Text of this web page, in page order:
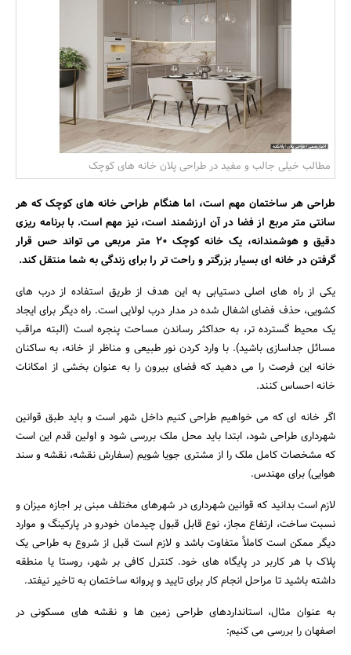
مسکن و ساختمان
مطالب خیلی جالب و مفید در طراحی پلان خانه های کوچک
طراحی هر ساختمان مهم است، اما هنگام طراحی خانه های کوچک که هر
سانتی متر مربع از فضا در آن ارزشمند است، نیز مهم است. با برنامه ریزی
دقیق و هوشمندانه، یک خانه کوچک 20 متر مربعی می تواند حس قرار
گرفتن در خانه ای بسیار بزرگتر و راحت تر را برای زندگی به شما منتقل کند.
یکی از راه های اصلی دستیابی به این هدف از طریق استفاده از درب های
کشویی، حذف فضای اشغال شده در مدار درب لولایی است. راه دیگر برای ایجاد
یک محیط گسترده تر، به حداکثر رساندن مساحت پنجره است (البته مراقب
مسائل جداسازی باشید). با وارد کردن نور طبیعی و مناظر از خانه، به ساکنان
خانه این فرصت را می دهید که فضای بیرون را به عنوان بخشی از امکانات
خانه احساس کنند.
اگر خانه ای که می خواهیم طراحی کنیم داخل شهر است و باید طبق قوانین
شهرداری طراحی شود، ابتدا باید محل ملک بررسی شود و اولین قدم این است
که مشخصات کامل ملک را از مشتری جویا شویم (سفارش نقشه، نقشه و سند
هوایی) برای مهندس.
لازم است بدانید که قوانین شهرداری در شهرهای مختلف مبنی بر اجازه میزان و
نسبت ساخت، ارتفاع مجاز، نوع قابل قبول چیدمان خودرو در پارکینگ و موارد
دیگر ممکن است کاملاً متفاوت باشد و لازم است قبل از شروع به طراحی یک
پلاک با هر کاربر در پایگاه های خود. کنترل کافی بر شهر، روستا یا منطقه
داشته باشید تا مراحل انجام کار برای تایید و پروانه ساختمان به تاخیر نیفتد.
به عنوان مثال، استانداردهای طراحی زمین ها و نقشه های مسکونی در
اصفهان را بررسی می کنیم: